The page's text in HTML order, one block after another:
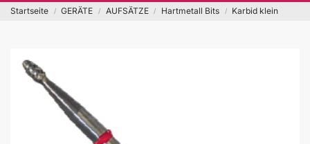
Startseite / GERÄTE / AUFSÄTZE / Hartmetall Bits / Karbid klein